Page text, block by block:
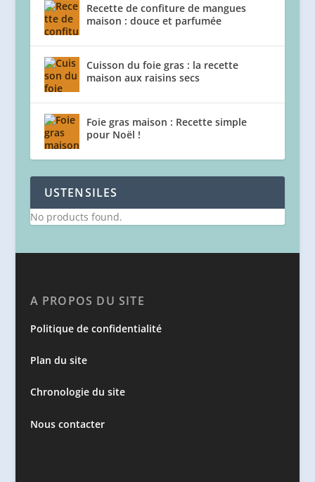
Recette de confiture de mangues
maison : douce et parfumée
Cuisson du foie gras : la recette
maison aux raisins secs
Foie gras maison : Recette simple
pour Noël !
USTENSILES
No products found.
A PROPOS DU SITE
Politique de confidentialité
Plan du site
Chronologie du site
Nous contacter